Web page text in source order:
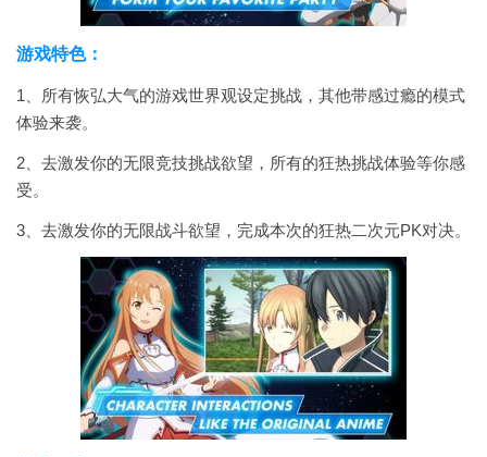
游戏特色：
1、所有恢弘大气的游戏世界观设定挑战，其他带感过瘾的模式
体验来袭。
2、去激发你的无限竞技挑战欲望，所有的狂热挑战体验等你感
受。
3、去激发你的无限战斗欲望，完成本次的狂热二次元PK对决。